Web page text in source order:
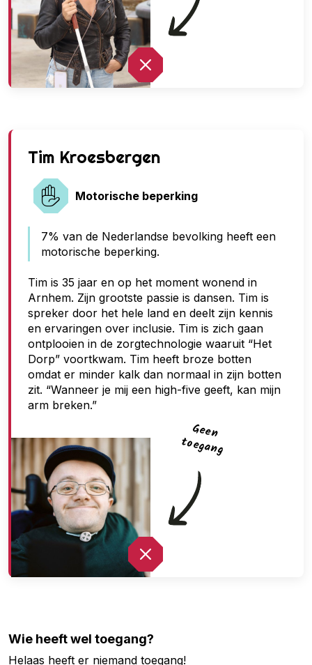
G
e
o
e
g
a
n
g
Tim Kroesbergen
Motorische beperking
7% van de Nederlandse bevolking heeft een
motorische beperking.
Tim is 35 jaar en op het moment wonend in
Arnhem. Zijn grootste passie is dansen. Tim is
spreker door het hele land en deelt zijn kennis
en ervaringen over inclusie. Tim is zich gaan
ontplooien in de zorgtechnologie waaruit “Het
Dorp” voortkwam. Tim heeft broze botten
omdat er minder kalk dan normaal in zijn botten
zit. “Wanneer je mij een high-five geeft, kan mijn
arm breken.”
G
een
toegan
g
Wie heeft wel toegang?
Helaas heeft er niemand toegang!